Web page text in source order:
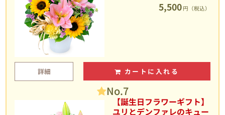
5,500 円（税込）
詳細 カートに入れる
No.7
【誕生日フラワーギフト】
ユリとデンファレのキュー